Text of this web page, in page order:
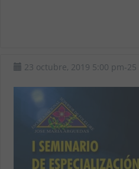
23 octubre, 2019 5:00 pm-